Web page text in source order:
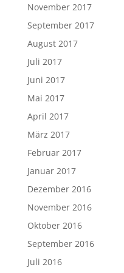
November 2017
September 2017
August 2017
Juli 2017
Juni 2017
Mai 2017
April 2017
März 2017
Februar 2017
Januar 2017
Dezember 2016
November 2016
Oktober 2016
September 2016
Juli 2016